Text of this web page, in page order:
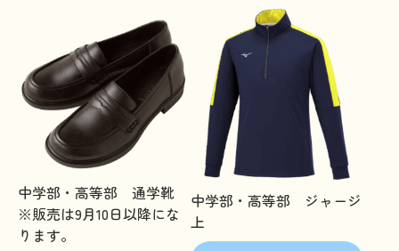
中学部・高等部 通学靴
※販売は9月10日以降にな
ります。
中学部・高等部 ジャージ
上